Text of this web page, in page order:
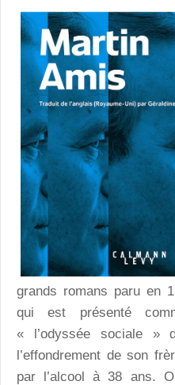
grands romans paru en
qui est présenté
« l’odyssée sociale »
l’effondrement de son
par l’alcool à 38 ans.